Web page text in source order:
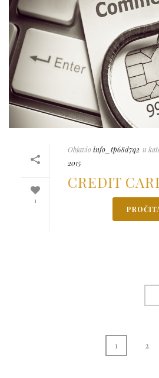
1
Objavioinfo_tp68d7q2 u
2015
CREDIT
1 2